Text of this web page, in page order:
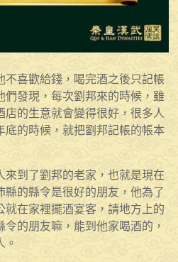
不喜歡給錢，喝完酒之後只記帳
們發現，每次劉邦來的時候，雖
店的生意就會變得很好，很多人
底的時候，就把劉邦記帳的帳本
來到了劉邦的老家，也就是現在
縣的縣令是很好的朋友，他為了
就在家裡擺酒宴客，請地方上的
的朋友嘛，能到他家喝酒的，
。